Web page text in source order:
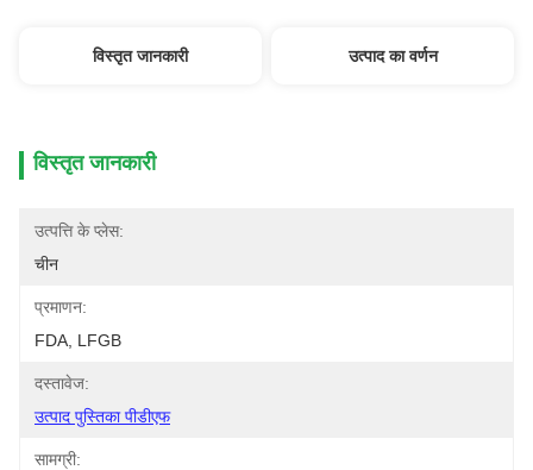
विस्तृत जानकारी उत्पाद का वर्णन
विस्तृत जानकारी
उत्पत्ति के प्लेस:
चीन
प्रमाणन:
FDA, LFGB
दस्तावेज:
उत्पाद पुस्तिका पीडीएफ
सामग्री: